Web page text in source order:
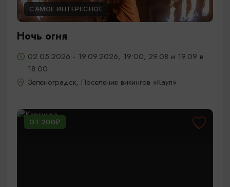
САМОЕ ИНТЕРЕСНОЕ
Ночь огня
02.05.2026 - 19.09.2026, 19:00; 29.08 и 19.09 в
18:00
Зеленоградск, Поселение викингов «Кауп»
ОТ 200₽